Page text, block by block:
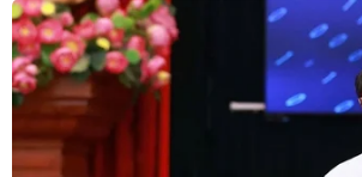
Sky
04/08/2026 04:15
Tuyên Quang: Xử phạt đối tượng
phát ngôn xúc phạm, kỳ thị dân tộc